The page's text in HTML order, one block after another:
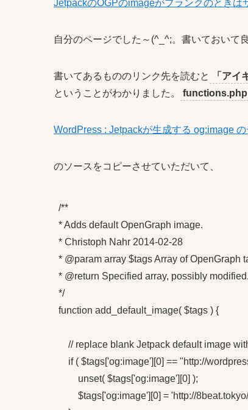
JetpackのOGPのimageがブランクのときは
自分のページでした～(^_^;。書いておいて
書いてあるもののリンク先を読むと
「アイ
ということがわかりました。
functions.php
WordPress : Jetpackが生成する og:image
のソースをコピーさせていただいて、
/**
* Adds default OpenGraph image.
* Christoph Nahr 2014-02-28
* @param array $tags Array of OpenGraph
* @return Specified array, possibly modified.
*/
function add_default_image( $tags ) {
// replace blank Jetpack default image
if ( $tags['og:image'][0] == "http://
        unset( $tags['og:image'][0] );
$tags['og:image'][0] = 'http://